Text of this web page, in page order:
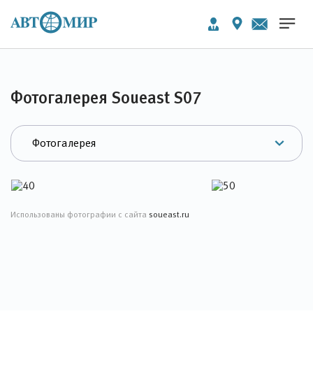
Фотогалерея Soueast S07
Использованы фотографии с сайта soueast.ru